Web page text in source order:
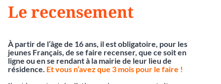
Le recensement
À partir de l’âge de 16 ans, il est obligatoire, pour les
jeunes Français, de se faire recenser, que ce soit en
ligne ou en se rendant à la mairie de leur lieu de
résidence. Et vous n’avez que 3 mois pour le faire !